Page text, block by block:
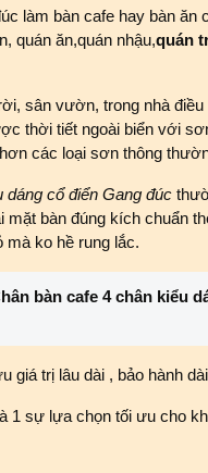
làm bàn cafe hay bàn ăn
quán ăn,quán nhậu,quán
sân vườn, trong nhà
thời tiết ngoài biển với
các loại sơn thông
dáng cổ điển Gang đúc
mặt bàn đúng kích chuẩn
mà ko hề rung lắc.
bàn cafe 4 chân kiểu
giá trị lâu dài , bảo hành
1 sự lựa chọn tối ưu cho